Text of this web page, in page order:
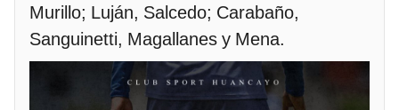
Murillo; Luján, Salcedo; Carabaño,
Sanguinetti, Magallanes y Mena.